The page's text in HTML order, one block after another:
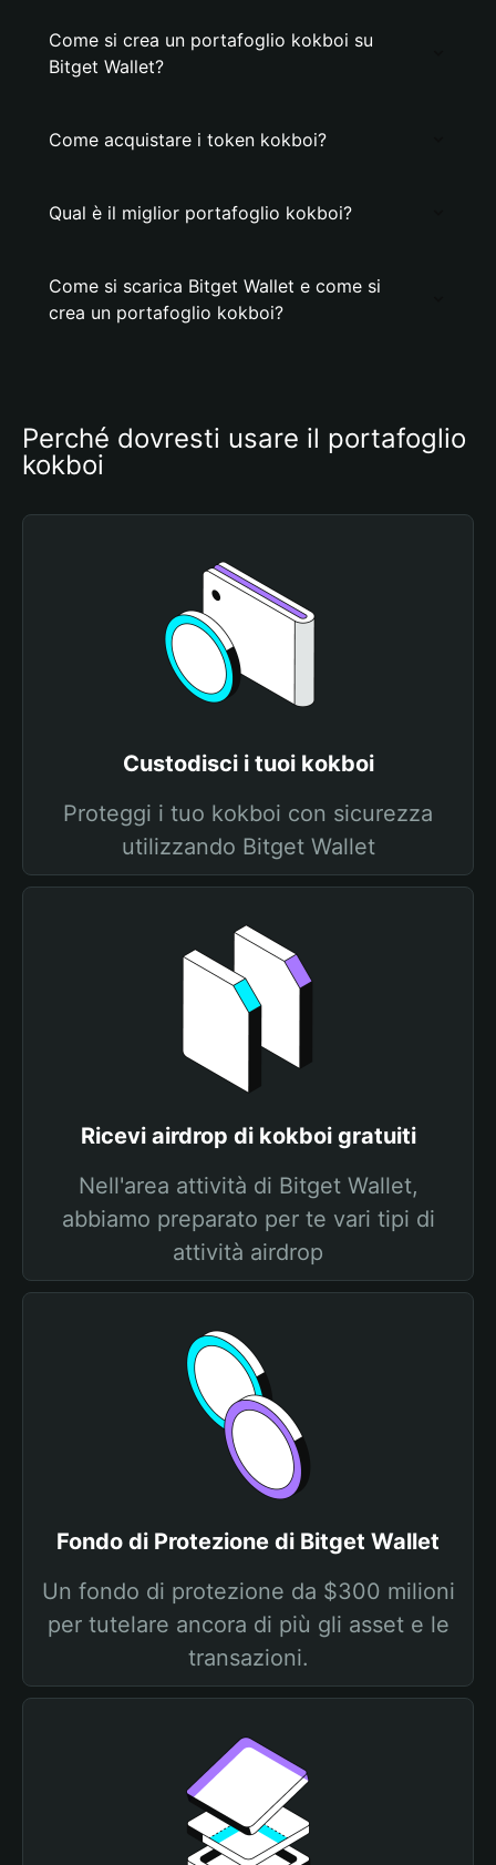
Come si crea un portafoglio kokboi su
Bitget Wallet?
Come acquistare i token kokboi?
Qual è il miglior portafoglio kokboi?
Come si scarica Bitget Wallet e come si
crea un portafoglio kokboi?
Perché dovresti usare il portafoglio
kokboi
Custodisci i tuoi kokboi
Proteggi i tuo kokboi con sicurezza
utilizzando Bitget Wallet
Ricevi airdrop di kokboi gratuiti
Nell'area attività di Bitget Wallet,
abbiamo preparato per te vari tipi di
attività airdrop
Fondo di Protezione di Bitget Wallet
Un fondo di protezione da $300 milioni
per tutelare ancora di più gli asset e le
transazioni.